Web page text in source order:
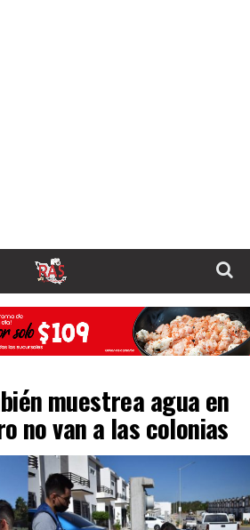
muestrea agua en
no van a las colonias